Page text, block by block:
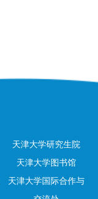
天津大学研究生院
天津大学图书馆
天津大学国际合作与